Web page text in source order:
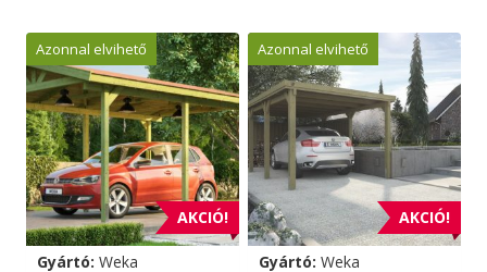
AKCIÓ!
Azonnal elvihető
Gyártó: Weka
AKCIÓ!
Azonnal elvihető
Gyártó: Weka